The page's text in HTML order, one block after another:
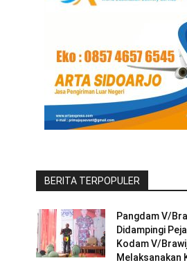
BERITA TERPOPULER
Pangdam V/
Didampingi
Kodam V/
Melaksanakan